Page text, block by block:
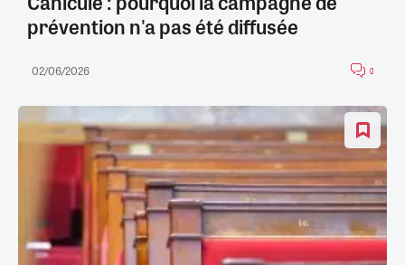
prévention n'a pas été diffusée
02/06/2026 0